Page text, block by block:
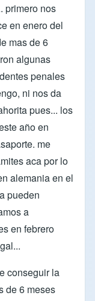
primero nos
en enero del
mas de 6
algunas
penales
ni nos da
pues... los
año en
me
aca por lo
alemania en el
pueden
a
en febrero
conseguir la
de 6 meses